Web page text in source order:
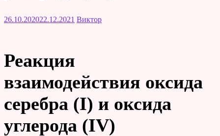
26.10.202022.12.2021 Виктор
Реакция
взаимодействия оксида
серебра (I) и оксида
углерода (IV)